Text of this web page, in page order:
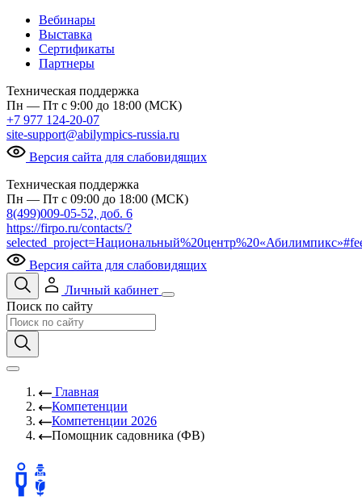
Вебинары
Выставка
Сертификаты
Партнеры
Техническая поддержка
Пн — Пт с 9:00 до 18:00 (МСК)
+7 977 124-20-07
site-support@abilympics-russia.ru
Версия сайта для слабовидящих
Техническая поддержка
Пн — Пт с 09:00 до 18:00 (МСК)
8(499)009-05-52, доб. 6
https://firpo.ru/contacts/?
Версия сайта для слабовидящих
Личный кабинет
Поиск по сайту
Главная
Компетенции
Компетенции 2026
Помощник садовника (ФВ)